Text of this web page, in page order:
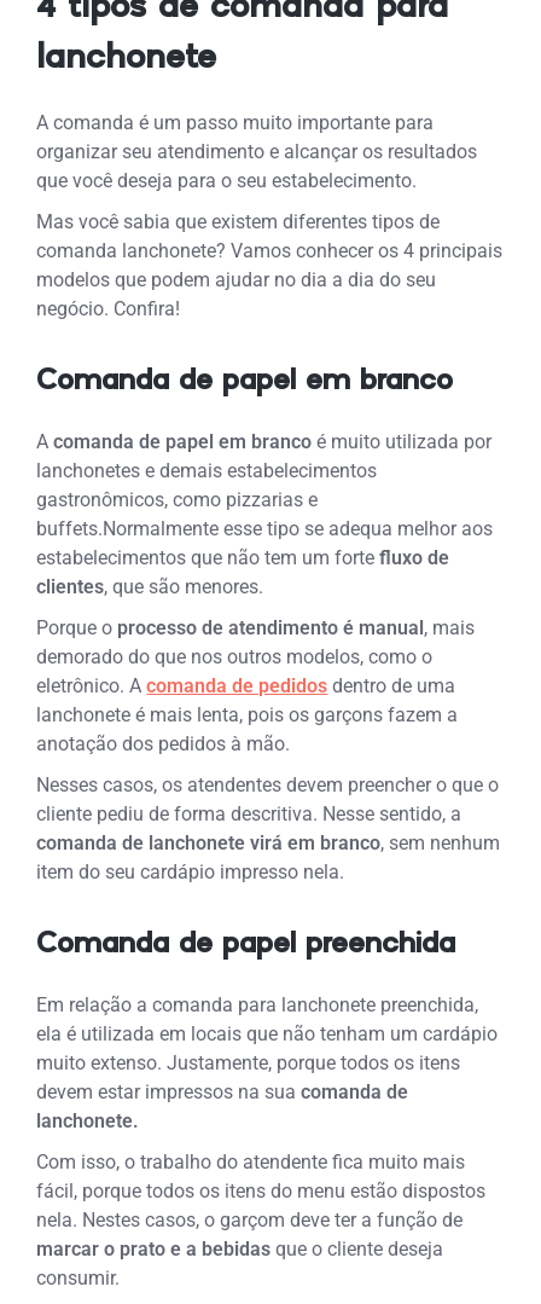
4 tipos de comanda para
lanchonete
A comanda é um passo muito importante para
organizar seu atendimento e alcançar os resultados
que você deseja para o seu estabelecimento.
Mas você sabia que existem diferentes tipos de
comanda lanchonete? Vamos conhecer os 4 principais
modelos que podem ajudar no dia a dia do seu
negócio. Confira!
Comanda de papel em branco
Acomanda de papel em branco é muito utilizada por
lanchonetes e demais estabelecimentos
gastronômicos, como pizzarias e
buffets.Normalmente esse tipo se adequa melhor aos
estabelecimentos que não tem um fortefluxo de
clientes, que são menores.
Porque o processo de atendimento é manual, mais
demorado do que nos outros modelos, como o
eletrônico.Acomanda de pedidos dentro de uma
lanchonete é mais lenta, pois os garçons fazem a
anotação dos pedidos à mão.
Nesses casos, os atendentes devem preencher o que o
cliente pediu de forma descritiva. Nesse sentido, a
comanda de lanchonete virá em branco, sem nenhum
item do seu cardápio impresso nela.
Comanda de papel preenchida
Em relação a comanda para lanchonete preenchida,
ela é utilizada em locais que não tenham um cardápio
muito extenso. Justamente, porque todos os itens
devem estar impressos na suacomanda de
lanchonete.
Com isso, o trabalho do atendente fica muito mais
fácil, porque todos os itens do menu estão dispostos
nela. Nestes casos, o garçom deve ter a função de
marcar o prato e a bebidas que o cliente deseja
consumir.